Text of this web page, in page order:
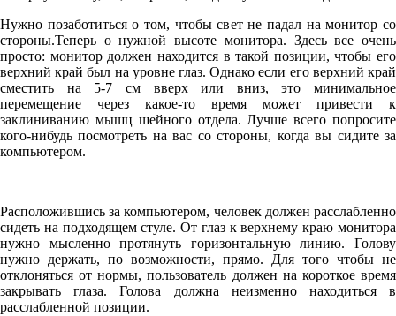
Нужно позаботиться о том, чтобы свет не падал на монитор со
стороны.Теперь о нужной высоте монитора. Здесь все очень
просто: монитор должен находится в такой позиции, чтобы его
верхний край был на уровне глаз. Однако если его верхний край
сместить на 5-7 см вверх или вниз, это минимальное
перемещение через какое-то время может привести к
заклиниванию мышц шейного отдела. Лучше всего попросите
кого-нибудь посмотреть на вас со стороны, когда вы сидите за
компьютером.
Расположившись за компьютером, человек должен расслабленно
сидеть на подходящем стуле. От глаз к верхнему краю монитора
нужно мысленно протянуть горизонтальную линию. Голову
нужно держать, по возможности, прямо. Для того чтобы не
отклоняться от нормы, пользователь должен на короткое время
закрывать глаза. Голова должна неизменно находиться в
расслабленной позиции.